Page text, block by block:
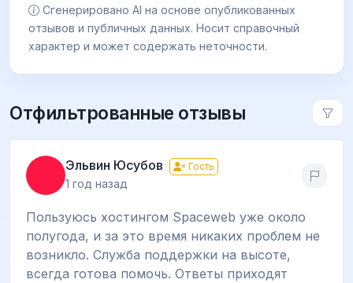
Сгенерировано AI на основе опубликованных
отзывов и публичных данных. Носит справочный
характер и может содержать неточности.
Отфильтрованные отзывы
Эльвин Юсубов Гость
1 год назад
Пользуюсь хостингом Spaceweb уже около
полугода, и за это время никаких проблем не
возникло. Служба поддержки на высоте,
всегда готова помочь. Ответы приходят